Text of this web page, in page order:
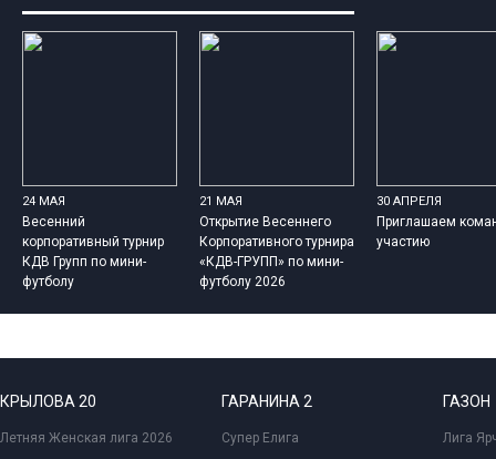
24 МАЯ
Весенний
корпоративный турнир
КДВ Групп по мини-
футболу
21 МАЯ
Открытие Весеннего
Корпоративного турнира
«КДВ-ГРУПП» по мини-
футболу 2026
30 АПРЕЛЯ
Приглашаем
участию
КРЫЛОВА 20
Летняя Женская лига 2026
ГАРАНИНА 2
Супер Елига
ГАЗОН
Лига